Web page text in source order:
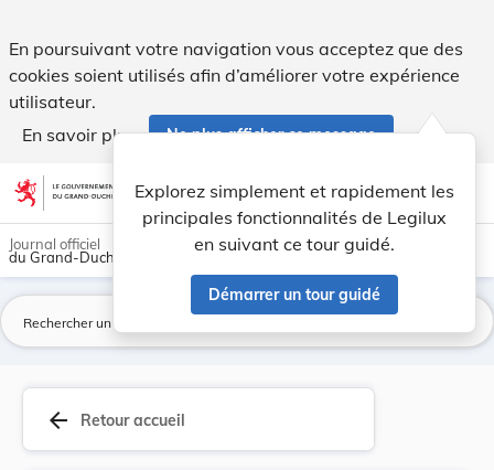
En poursuivant votre navigation vous acceptez que des
cookies soient utilisés afin d’améliorer votre expérience
utilisateur.
En savoir plus
Ne plus afficher ce message
Aller au contenu account_circle help Aide
Explorez simplement et rapidement les
principales fonctionnalités de Legilux
en suivant ce tour guidé.
Démarrer un tour guidé
light_mode dark_mode
Journal officiel
du Grand-Duché de Luxembourg
arrow_back Retour accueil